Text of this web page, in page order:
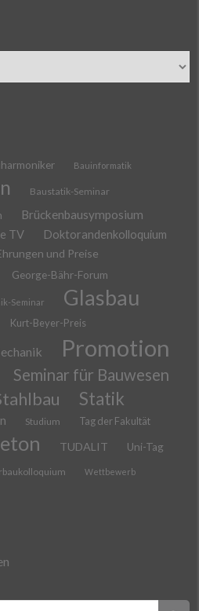
Bauinformatik
Baustatik-Seminar
Brückenbausymposium
TV Doktorandenkolloquium
und Preise
George-Bähr-Forum
Seminar Glasbau
Kurt-Beyer-Preis
Promotion
Seminar für Bauwesen
Statik
Studium Tag der Fakultät
TUDALIT Uni-Tag
Wettbewerb